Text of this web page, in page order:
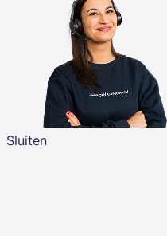
Sluiten